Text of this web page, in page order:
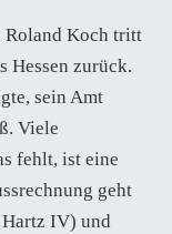
Hessen zurück.
sein Amt
Viele
fehlt, ist eine
geht
IV) und